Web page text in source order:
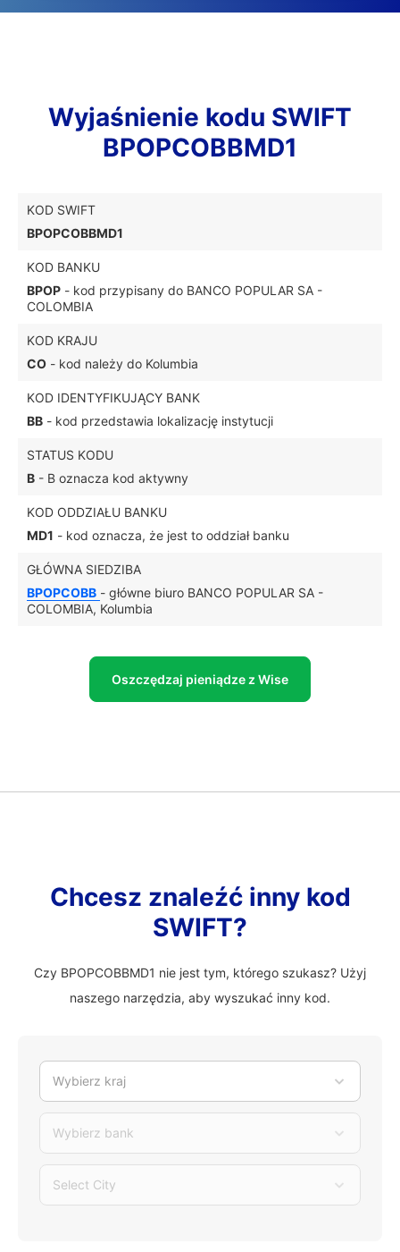
Wyjaśnienie kodu SWIFT
BPOPCOBBMD1
KOD SWIFT
BPOPCOBBMD1
KOD BANKU
BPOP - kod przypisany do BANCO POPULAR SA -
COLOMBIA
KOD KRAJU
CO - kod należy do Kolumbia
KOD IDENTYFIKUJĄCY BANK
BB - kod przedstawia lokalizację instytucji
STATUS KODU
B - B oznacza kod aktywny
KOD ODDZIAŁU BANKU
MD1 - kod oznacza, że jest to oddział banku
GŁÓWNA SIEDZIBA
BPOPCOBB - główne biuro BANCO POPULAR SA -
COLOMBIA, Kolumbia
Oszczędzaj pieniądze z Wise
Chcesz znaleźć inny kod
SWIFT?
Czy BPOPCOBBMD1 nie jest tym, którego szukasz? Użyj
naszego narzędzia, aby wyszukać inny kod.
Wybierz kraj
Wybierz bank
Select City